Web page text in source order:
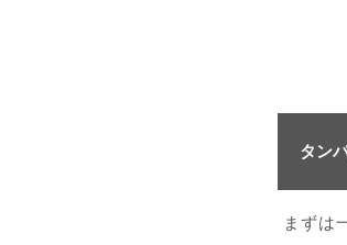
タン
まずは